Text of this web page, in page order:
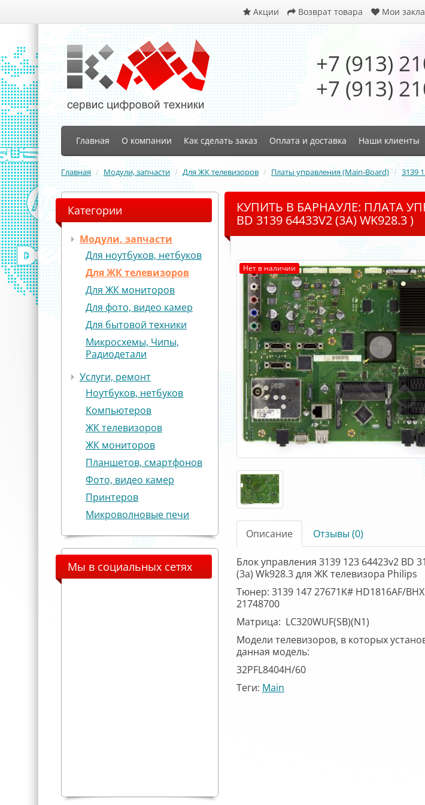
Акции Возврат товара Мои
+7 (913)
+7 (913)
Главная О компании Как сделать заказ Оплата и доставка Наши клиенты
Главная Модули, запчасти Для ЖК телевизоров Платы управления (Main-Board) 3139
Категории
Модули, запчасти
Для ноутбуков, нетбуков
Для ЖК телевизоров
Для ЖК мониторов
Для фото, видео камер
Для бытовой техники
Микросхемы, Чипы,
Радиодетали
Услуги, ремонт
Ноутбуков, нетбуков
Компьютеров
ЖК телевизоров
ЖК мониторов
Планшетов, смартфонов
Фото, видео камер
Принтеров
Микроволновые печи
Мы в социальных сетях
КУПИТЬ В БАРНАУЛЕ: ПЛАТА
BD 3139 64433V2 (3A) WK928.3 )
Нет в наличии
Описание Отзывы (0)
Блок управления 3139 123 64423v2 BD
(3a) Wk928.3 для ЖК телевизора Philips
Тюнер: 3139 147 27671K# HD1816AF/
21748700
Матрица: LC320WUF(SB)(N1)
Модели телевизоров, в которых
данная модель:
32PFL8404H/60
Теги: Main